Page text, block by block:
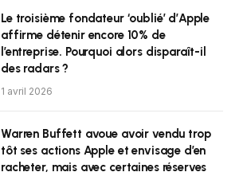
Le troisième fondateur ‘oublié’ d’Apple
affirme détenir encore 10% de
l’entreprise. Pourquoi alors disparaît-il
des radars ?
1 avril 2026
Warren Buffett avoue avoir vendu trop
tôt ses actions Apple et envisage d’en
racheter, mais avec certaines réserves